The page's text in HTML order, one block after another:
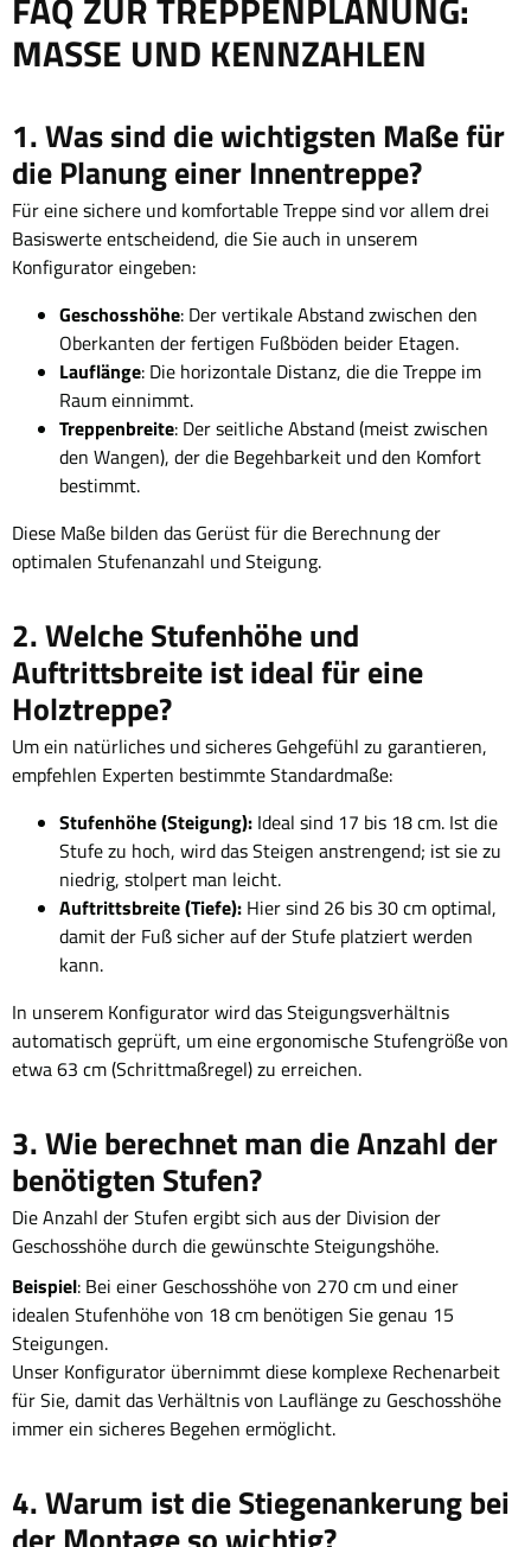
FAQ ZUR TREPPENPLANUNG:
MASSE UND KENNZAHLEN
1. Was sind die wichtigsten Maße für
die Planung einer Innentreppe?
Für eine sichere und komfortable Treppe sind vor allem drei
Basiswerte entscheidend, die Sie auch in unserem
Konfigurator eingeben:
Geschosshöhe: Der vertikale Abstand zwischen den
Oberkanten der fertigen Fußböden beider Etagen.
Lauflänge: Die horizontale Distanz, die die Treppe im
Raum einnimmt.
Treppenbreite: Der seitliche Abstand (meist zwischen
den Wangen), der die Begehbarkeit und den Komfort
bestimmt.
Diese Maße bilden das Gerüst für die Berechnung der
optimalen Stufenanzahl und Steigung.
2. Welche Stufenhöhe und
Auftrittsbreite ist ideal für eine
Holztreppe?
Um ein natürliches und sicheres Gehgefühl zu garantieren,
empfehlen Experten bestimmte Standardmaße:
Stufenhöhe (Steigung): Ideal sind 17 bis 18 cm. Ist die
Stufe zu hoch, wird das Steigen anstrengend; ist sie zu
niedrig, stolpert man leicht.
Auftrittsbreite (Tiefe): Hier sind 26 bis 30 cm optimal,
damit der Fuß sicher auf der Stufe platziert werden
kann.
In unserem Konfigurator wird das Steigungsverhältnis
automatisch geprüft, um eine ergonomische Stufengröße von
etwa 63 cm (Schrittmaßregel) zu erreichen.
3. Wie berechnet man die Anzahl der
benötigten Stufen?
Die Anzahl der Stufen ergibt sich aus der Division der
Geschosshöhe durch die gewünschte Steigungshöhe.
Beispiel: Bei einer Geschosshöhe von 270 cm und einer
idealen Stufenhöhe von 18 cm benötigen Sie genau 15
Steigungen.
Unser Konfigurator übernimmt diese komplexe Rechenarbeit
für Sie, damit das Verhältnis von Lauflänge zu Geschosshöhe
immer ein sicheres Begehen ermöglicht.
4. Warum ist die Stiegenankerung bei